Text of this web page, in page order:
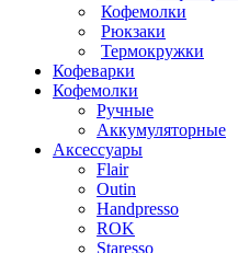
Кофемолки
Рюкзаки
Термокружки
Кофеварки
Кофемолки
Ручные
Аккумуляторные
Аксессуары
Flair
Outin
Handpresso
ROK
Staresso